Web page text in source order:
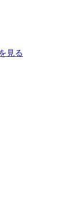
見る